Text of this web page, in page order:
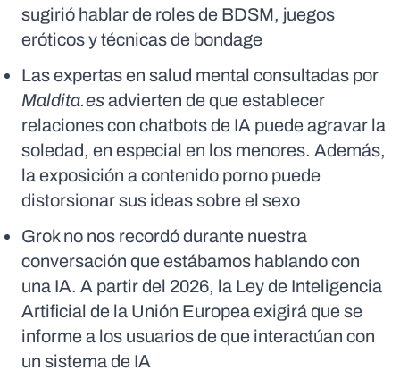
sugirió hablar de roles de BDSM, juegos
eróticos y técnicas de bondage
Las expertas en salud mental consultadas por
Maldita.esadvierten de que establecer
relaciones con chatbots de IA puede agravar la
soledad, en especial en los menores. Además,
la exposición a contenido porno puede
distorsionar sus ideas sobre el sexo
Grok no nos recordó durante nuestra
conversación que estábamos hablando con
una IA. A partir del 2026, la Ley de Inteligencia
Artificial de la Unión Europea exigirá que se
informe a los usuarios de que interactúan con
un sistema de IA